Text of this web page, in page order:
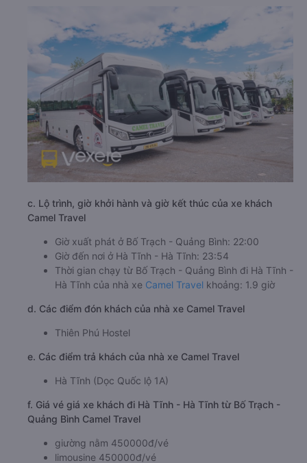
c. Lộ trình, giờ khởi hành và giờ kết thúc của xe khách
Camel Travel
Giờ xuất phát ở Bố Trạch - Quảng Bình: 22:00
Giờ đến nơi ở Hà Tĩnh - Hà Tĩnh: 23:54
Thời gian chạy từ Bố Trạch - Quảng Bình đi Hà Tĩnh -
Hà Tĩnh của nhà xe Camel Travel khoảng: 1.9 giờ
d. Các điểm đón khách của nhà xe Camel Travel
Thiên Phú Hostel
e. Các điểm trả khách của nhà xe Camel Travel
Hà Tĩnh (Dọc Quốc lộ 1A)
f. Giá vé giá xe khách đi Hà Tĩnh - Hà Tĩnh từ Bố Trạch -
Quảng Bình Camel Travel
giường nằm 450000đ/vé
limousine 450000đ/vé